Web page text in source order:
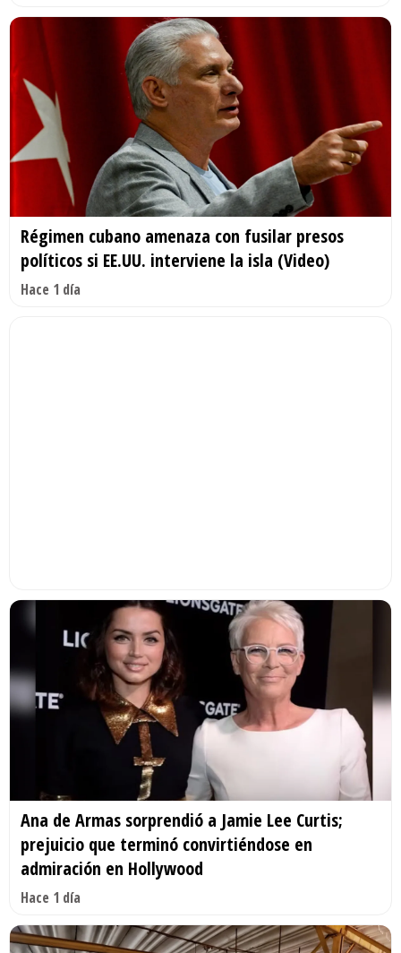
Régimen cubano amenaza con fusilar presos
políticos si EE.UU. interviene la isla (Video)
Hace 1 día
Ana de Armas sorprendió a Jamie Lee Curtis;
prejuicio que terminó convirtiéndose en
admiración en Hollywood
Hace 1 día